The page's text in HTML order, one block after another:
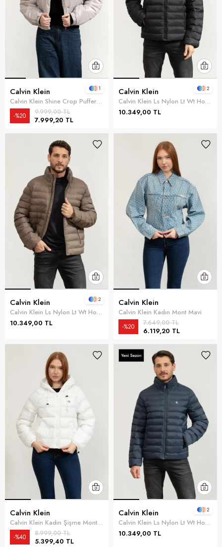
Calvin Klein
Calvin Klein Shine Crop Puffer Kadın Mont Gri
7.999,20 TL
9.999,00 TL
%20
1 Calvin Klein
Calvin Klein Ls Nylon Lt Wt Hooded Fz Puffer Erkek Şişme Mont Siyah
10.349,00 TL
2
Calvin Klein
Calvin Klein Ls Nylon Lt Wt Hooded Fz Puffer Erkek Şişme Mont Gri
10.349,00 TL
2 Calvin Klein
Calvin Klein Kadın Mont Mavi
6.119,20 TL
7.649,00 TL
%20
Calvin Klein
Calvin Klein Kadın Şişme Mont Beyaz
5.399,40 TL
8.999,00 TL
%40
Calvin Klein
Calvin Klein Ls Nylon Lt Wt Hooded Fz Puffer Erkek Şişme Mont Mavi
10.349,00 TL
2